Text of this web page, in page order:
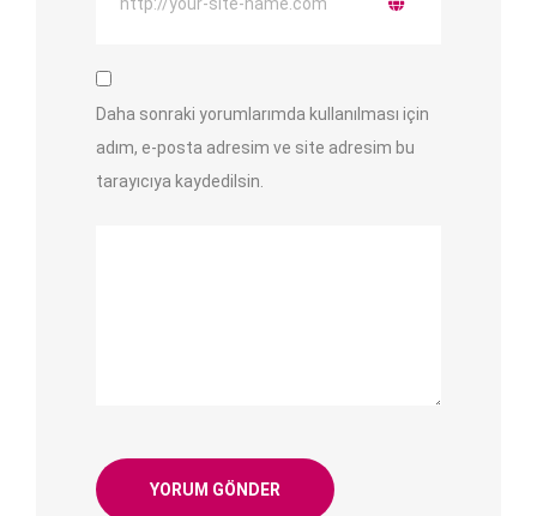
Daha sonraki yorumlarımda kullanılması için
adım, e-posta adresim ve site adresim bu
tarayıcıya kaydedilsin.